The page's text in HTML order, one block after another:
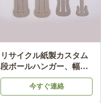
ISO9001 FSC SGS 認証済
み段ボール製下着ハンガ
ー、100%再生紙使用、小
売ディスプレイ用
今すぐ連絡